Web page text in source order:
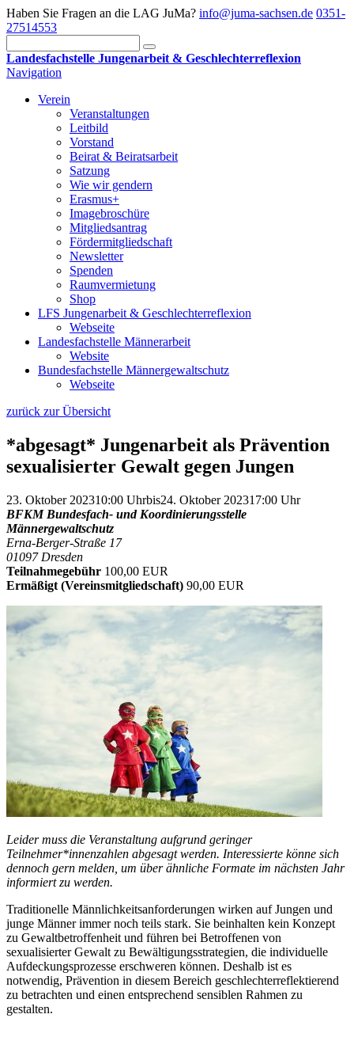
Haben Sie Fragen an die LAG JuMa? info@juma-sachsen.de 0351-
27514553
Landesfachstelle Jungenarbeit & Geschlechterreflexion
Navigation
Verein
Veranstaltungen
Leitbild
Vorstand
Beirat & Beiratsarbeit
Satzung
Wie wir gendern
Erasmus+
Imagebroschüre
Mitgliedsantrag
Fördermitgliedschaft
Newsletter
Spenden
Raumvermietung
Shop
LFS Jungenarbeit & Geschlechterreflexion
Webseite
Landesfachstelle Männerarbeit
Website
Bundesfachstelle Männergewaltschutz
Webseite
zurück zur Übersicht
*abgesagt* Jungenarbeit als Prävention
sexualisierter Gewalt gegen Jungen
23. Oktober 202310:00 Uhrbis24. Oktober 202317:00 Uhr
BFKM Bundesfach- und Koordinierungsstelle
Männergewaltschutz
Erna-Berger-Straße 17
01097 Dresden
Teilnahmegebühr 100,00 EUR
Ermäßigt (Vereinsmitgliedschaft) 90,00 EUR
Leider muss die Veranstaltung aufgrund geringer
Teilnehmer*innenzahlen abgesagt werden. Interessierte könne sich
dennoch gern melden, um über ähnliche Formate im nächsten Jahr
informiert zu werden.
Traditionelle Männlichkeitsanforderungen wirken auf Jungen und
junge Männer immer noch teils stark. Sie beinhalten kein Konzept
zu Gewaltbetroffenheit und führen bei Betroffenen von
sexualisierter Gewalt zu Bewältigungsstrategien, die individuelle
Aufdeckungsprozesse erschweren können. Deshalb ist es
notwendig, Prävention in diesem Bereich geschlechterreflektierend
zu betrachten und einen entsprechend sensiblen Rahmen zu
gestalten.